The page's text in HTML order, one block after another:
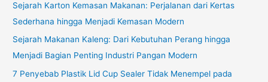
Sejarah Karton Kemasan Makanan: Perjalanan dari Kertas
Sederhana hingga Menjadi Kemasan Modern
Sejarah Makanan Kaleng: Dari Kebutuhan Perang hingga
Menjadi Bagian Penting Industri Pangan Modern
7 Penyebab Plastik Lid Cup Sealer Tidak Menempel pada